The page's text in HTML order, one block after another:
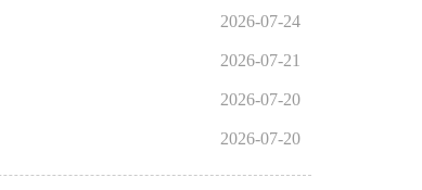
2026-07-24
2026-07-21
2026-07-20
2026-07-20